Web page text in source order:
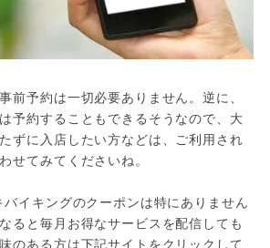
前予約は一切必要ありません。逆に、
予約することもできるそうなので、大
ずに入店したい方などは、ご利用され
せてみてくださいね。
イキングのクーポンは特にありません
ると毎月お得なサービスを配信しても
のある方は下記サイトをクリックして